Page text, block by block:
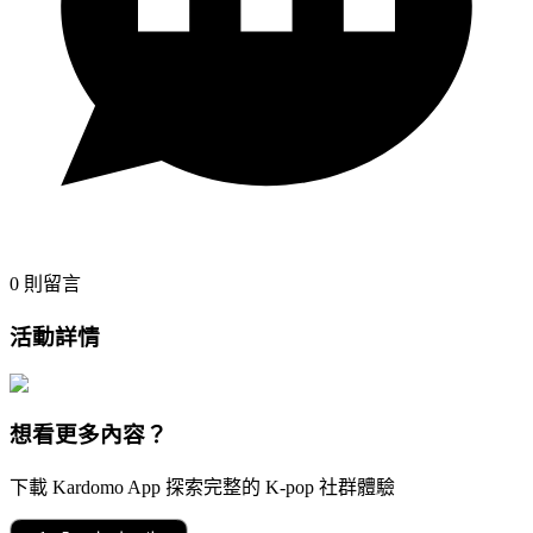
0 則留言
活動詳情
想看更多內容？
下載 Kardomo App 探索完整的 K-pop 社群體驗